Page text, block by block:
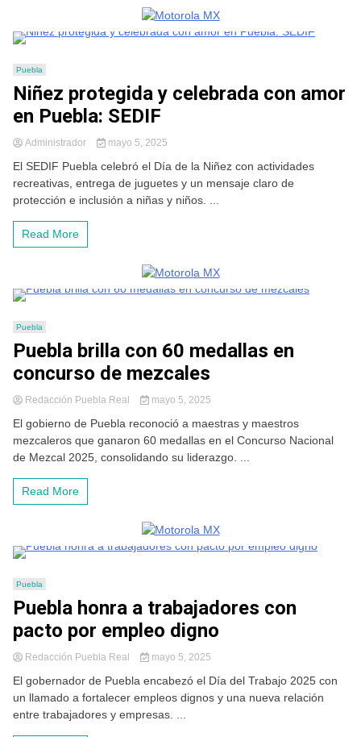
Puebla
Niñez protegida y celebrada con amor
en Puebla: SEDIF
Administrador mayo 5, 2025
El SEDIF Puebla celebró el Día de la Niñez con actividades
recreativas, entrega de juguetes y un mensaje claro de
protección e inclusión a niñas y niños. ...
Read More
Puebla
Puebla brilla con 60 medallas en
concurso de mezcales
Redacción Puebla Real mayo 5, 2025
El gobierno de Puebla reconoció a maestras y maestros
mezcaleros que ganaron 60 medallas en el Concurso Nacional
de Mezcal 2025, consolidando su liderazgo. ...
Read More
Puebla
Puebla honra a trabajadores con
pacto por empleo digno
Redacción Puebla Real mayo 5, 2025
El gobernador de Puebla encabezó el Día del Trabajo 2025 con
un llamado a fortalecer empleos dignos y una nueva relación
entre trabajadores y empresas. ...